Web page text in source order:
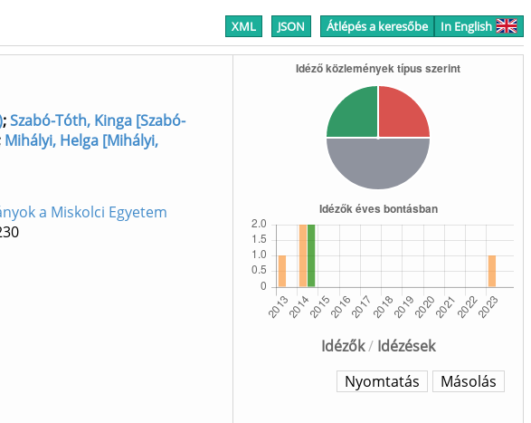
XML JSON Átlépés a keresőbe In English
Idézők/ Idézések
;Szabó-Tóth, Kinga [Szabó-
Mihályi, Helga [Mihályi,
a Miskolci Egyetem
Másolás
Nyomtatás